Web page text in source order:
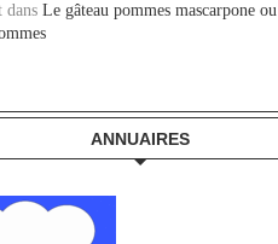
dans Le gâteau pommes mascarpone ou
ANNUAIRES